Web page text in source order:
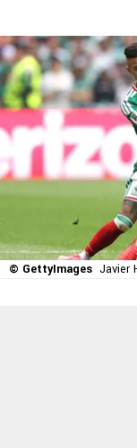
© GettyImages Javier